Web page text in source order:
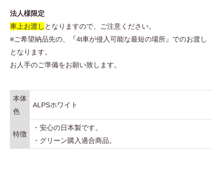
法人様限定
車上お渡し となりますので、ご注意ください。
※ご希望納品先の、『4t車が侵入可能な最短の場所』でのお渡し
となります。
お人手のご準備をお願い致します。
本体
色
ALPSホワイト
特徴
・安心の日本製です。
・グリーン購入適合商品。